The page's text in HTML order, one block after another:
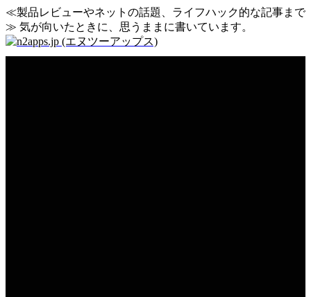
≪製品レビューやネットの話題、ライフハック的な記事まで
≫ 気が向いたときに、思うままに書いています。